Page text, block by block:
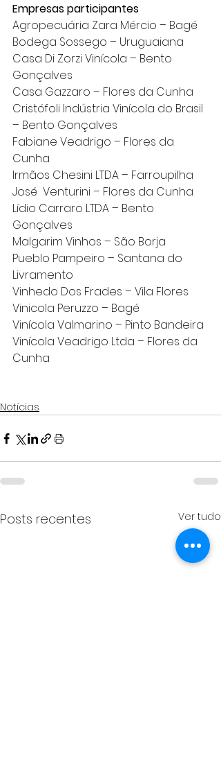
Empresas participantes
Agropecuária Zara Mércio – Bagé
Bodega Sossego – Uruguaiana
Casa Di Zorzi Vinícola – Bento
Gonçalves
Casa Gazzaro – Flores da Cunha
Cristófoli Indústria Vinícola do Brasil
– Bento Gonçalves
Fabiane Veadrigo – Flores da
Cunha
Irmãos Chesini LTDA – Farroupilha
José  Venturini – Flores da Cunha
Lídio Carraro LTDA – Bento
Gonçalves
Malgarim Vinhos – São Borja
Pueblo Pampeiro – Santana do
Livramento
Vinhedo Dos Frades – Vila Flores
Vinicola Peruzzo – Bagé
Vinícola Valmarino – Pinto Bandeira
Vinícola Veadrigo Ltda – Flores da
Cunha
Notícias
Posts recentes Ver tudo